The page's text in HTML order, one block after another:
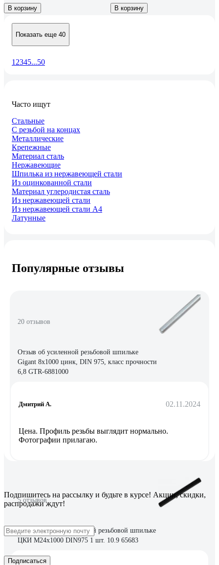
В корзину В корзину
Показать еще 40
1 2345...50
Часто ищут
Стальные
С резьбой на концах
Металлические
Крепежные
Материал сталь
Нержавеющие
Шпилька из нержавеющей стали
Из оцинкованной стали
Материал углеродистая сталь
Из нержавеющей стали
Из нержавеющей стали А4
Латунные
Популярные отзывы
20 отзывов
Отзыв об усиленной резьбовой шпильке
Gigant 8x1000 цинк, DIN 975, класс прочности
6,8 GTR-6881000
Дмитрий А. 02.11.2024
Цена. Профиль резьбы выглядит нормально.
Фотографии прилагаю.
5 отзывов
Отзыв об оксидированной резьбовой шпильке
ЦКИ М24х1000 DIN975 1 шт. 10.9 65683
Подпишитесь на рассылку и будьте в курсе! Акции, скидки,
распродажи ждут!
Подписаться